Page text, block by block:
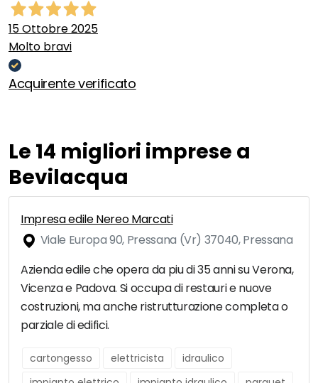
15 Ottobre 2025
Molto bravi
Acquirente verificato
Le 14 migliori imprese a
Bevilacqua
Impresa edile Nereo Marcati
Viale Europa 90, Pressana (Vr) 37040, Pressana
Azienda edile che opera da piu di 35 anni su Verona,
Vicenza e Padova. Si occupa di restauri e nuove
costruzioni, ma anche ristrutturazione completa o
parziale di edifici.
cartongesso elettricista
idraulico